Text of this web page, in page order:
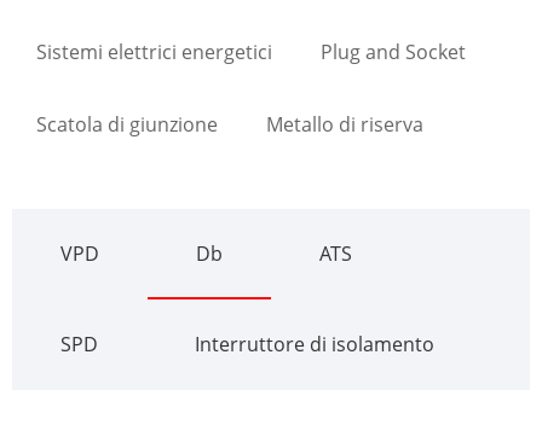
Sistemi elettrici energetici Plug and Socket
Scatola di giunzione Metallo di riserva
VPD Db ATS
SPD Interruttore di isolamento